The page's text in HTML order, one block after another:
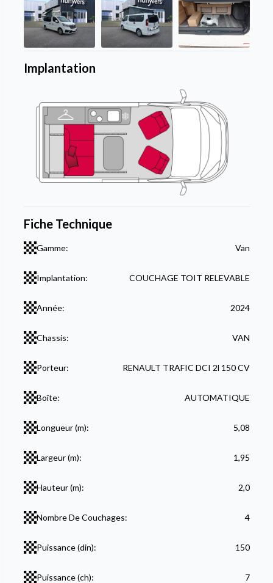
Implantation
Fiche Technique
Gamme: Van
Implantation: COUCHAGE TOIT RELEVABLE
Année: 2024
Chassis: VAN
Porteur: RENAULT TRAFIC DCI 2l 150 CV
Boîte: AUTOMATIQUE
Longueur (m): 5,08
Largeur (m): 1,95
Hauteur (m): 2,0
Nombre De Couchages: 4
Puissance (din): 150
Puissance (ch): 7